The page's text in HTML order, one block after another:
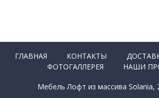
ГЛАВНАЯ КОНТАКТЫ
ФОТОГАЛЛЕРЕЯ
НАШИ
Мебель Лофт из массива Solania,